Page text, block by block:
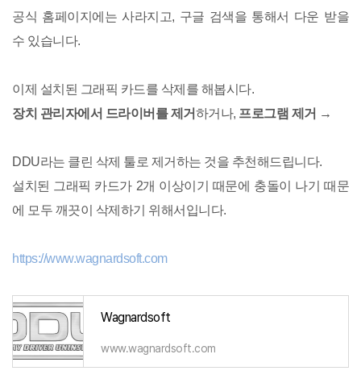
공식 홈페이지에는 사라지고, 구글 검색을 통해서 다운 받을
수 있습니다.
이제 설치된 그래픽 카드를 삭제를 해봅시다.
장치 관리자에서 드라이버를 제거하거나, 프로그램 제거 →
DDU라는 클린 삭제 툴로 제거하는 것을 추천해드립니다.
설치된 그래픽 카드가 2개 이상이기 때문에 충돌이 나기 때문
에 모두 깨끗이 삭제하기 위해서입니다.
https://www.wagnardsoft.com
Wagnardsoft
www.wagnardsoft.com